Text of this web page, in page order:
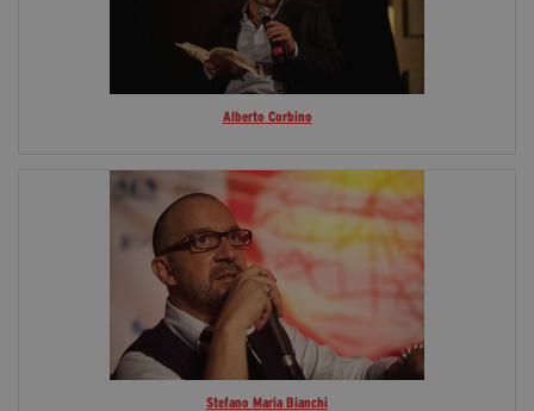
Alberto Corbino
Stefano Maria Bianchi